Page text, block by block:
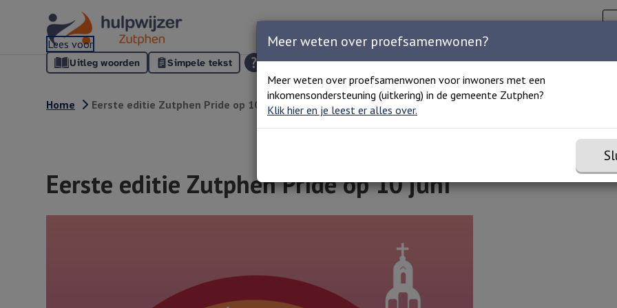
Lees voor
Uitleg woorden Simpele tekst
Zoeken
Home Eerste editie Zutphen Pride op 10 juni
Eerste editie Zutphen Pride op 10 juni
Meer weten over proefsamenwonen?
Meer weten over proefsamenwonen voor inwoners met een
inkomensondersteuning (uitkering) in de gemeente Zutphen?
Klik hier en je leest er alles over.